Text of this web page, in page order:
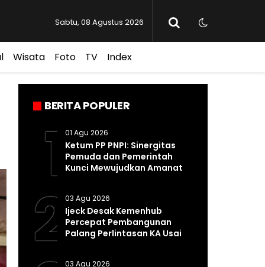
Sabtu, 08 Agustus 2026
Wisata Foto TV Index
BERITA POPULER
101 Agu 2026
Ketum PP PNPI: Sinergitas
Pemuda dan Pemerintah
Kunci Mewujudkan Amanat
203 Agu 2026
Ijeck Desak Kemenhub
Percepat Pembangunan
Palang Perlintasan KA Usai
03 Agu 2026